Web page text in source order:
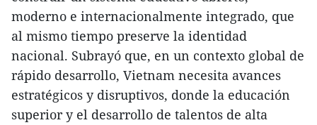
moderno e internacionalmente integrado, que
al mismo tiempo preserve la identidad
nacional. Subrayó que, en un contexto global de
rápido desarrollo, Vietnam necesita avances
estratégicos y disruptivos, donde la educación
superior y el desarrollo de talentos de alta